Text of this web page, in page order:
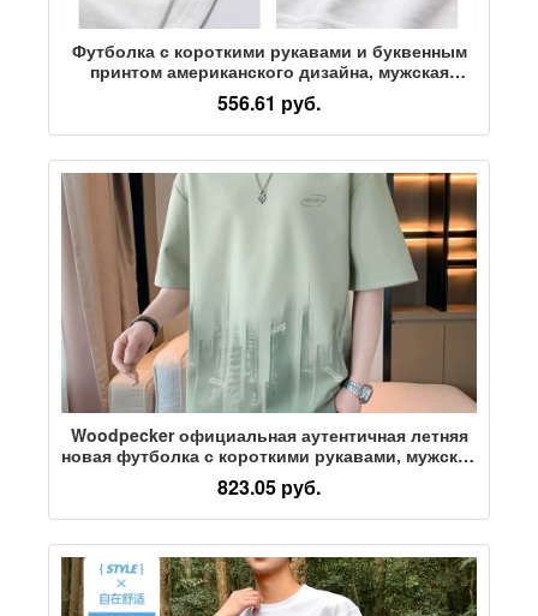
Футболка с короткими рукавами и буквенным
принтом американского дизайна, мужская
летняя футболка бренда tide, универсальный
свободный топ из плотного хлопка для пары
556.61 руб.
Woodpecker официальная аутентичная летняя
новая футболка с короткими рукавами, мужская
футболка ice sense, свободная повседневная
футболка с круглым вырезом, тренд
823.05 руб.